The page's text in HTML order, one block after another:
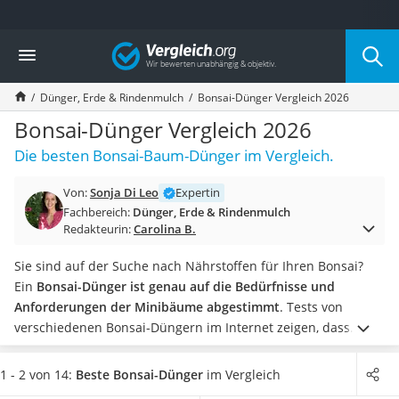
Die beliebtesten Vergleiche nach Kategorie
Baumarkt
Tresor feuerfest
Makita-Akku-Rasenmäher
Kappsäge
Smartes Türschloss
Akku-Rasentrimmer
Split-Klimaanlage 2 Innengeräte
Pelletofen
Tiefbrunnenpumpe
Fliesenschneider
Hochdruckreiniger
Doppelschleifer
Überwachungskamera
Benzinrasenmäher mit Elektrostart
Vergleich
Dünger, Erde & Rindenmulch Bonsai-Dünger Vergleich 2026
Bonsai-Dünger Vergleich 2026
Die besten Bonsai-Baum-Dünger im Vergleich.
Von:Sonja Di Leo
Expertin
Fachbereich: Dünger, Erde & Rindenmulch
Redakteurin:Carolina B.
Sie sind auf der Suche nach Nährstoffen für Ihren Bonsai?
Ein Bonsai-Dünger ist genau auf die Bedürfnisse und
Anforderungen der Minibäume abgestimmt. Tests von
verschiedenen Bonsai-Düngern im Internet zeigen, dass
diese Unterschiede hinsichtlich der Ausstattung mit einer
Dosierhilfe aufweisen. Bei einigen dient der Deckel als
1 - 2 von 14: Beste Bonsai-Dünger im Vergleich